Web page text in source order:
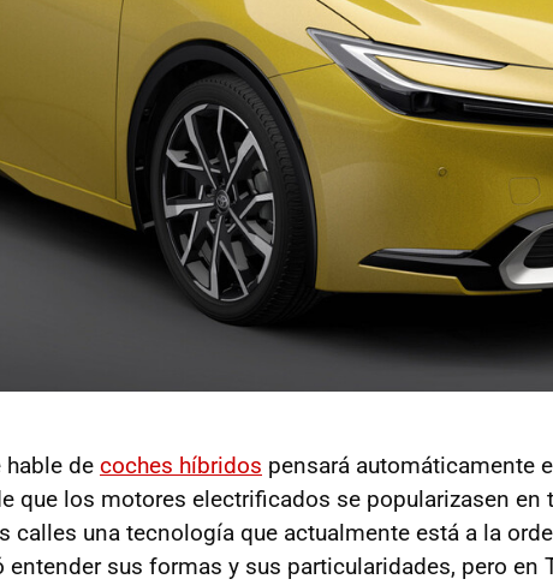
hable de coches híbridos pensará automáticamente
que los motores electrificados se popularizasen en
calles una tecnología que actualmente está a la
sus formas y sus particularidades, pero en